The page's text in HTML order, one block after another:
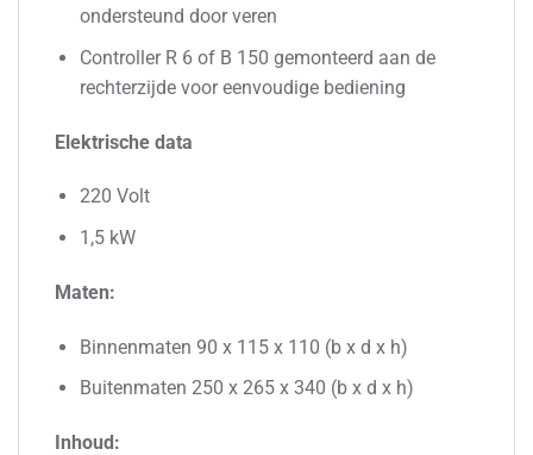
ondersteund door veren
Controller R 6 of B 150 gemonteerd aan de
rechterzijde voor eenvoudige bediening
Elektrische data
220 Volt
1,5 kW
Maten:
Binnenmaten 90 x 115 x 110 (b x d x h)
Buitenmaten 250 x 265 x 340 (b x d x h)
Inhoud: